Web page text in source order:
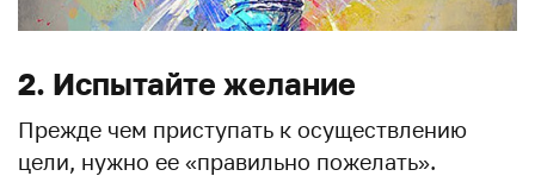
2. Испытайте желание
Прежде чем приступать к осуществлению
цели, нужно ее «правильно пожелать».